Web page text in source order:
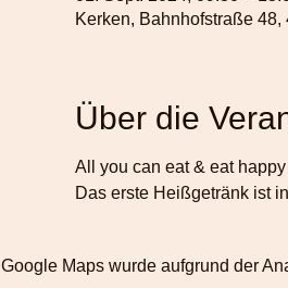
Kerken, Bahnhofstraße
Über die
All you can eat & eat
Das erste Heißgetränk ist
Google Maps wurde aufgrund der